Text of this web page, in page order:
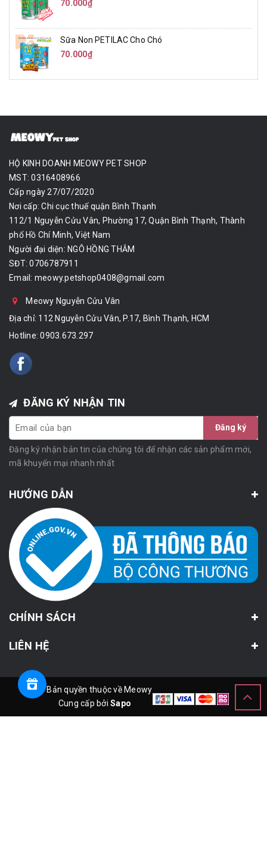
70.000₫
Sữa Non PETILAC Cho Chó
70.000₫
HỘ KINH DOANH MEOWY PET SHOP
MST: 0316408966
Cấp ngày 27/07/2020
Nơi cấp: Chi cục thuế quận Bình Thạnh
112/1 Nguyễn Cửu Vân, Phường 17, Quận Bình Thạnh, Thành
phố Hồ Chí Minh, Việt Nam
Người đại diện: NGÔ HỒNG THẮM
SĐT: 0706787911
Email: meowy.petshop0408@gmail.com
Meowy Nguyễn Cửu Vân
Địa chỉ: 112 Nguyễn Cửu Vân, P.17, Bình Thạnh, HCM
Hotline:0903.673.297
ĐĂNG KÝ NHẬN TIN
Đăng ký
Đăng ký nhận bản tin của chúng tôi để nhận các sản phẩm mới,
mã khuyến mại nhanh nhất
HƯỚNG DẪN
CHÍNH SÁCH
LIÊN HỆ
© Bản quyền thuộc về Meowy
Cung cấp bởiSapo